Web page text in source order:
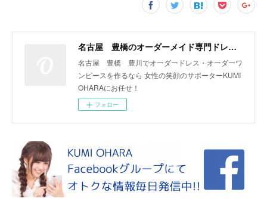
名古屋 豊橋のオーダーメイド専門ドレスデザイナー KUMI OHARA
名古屋 豊橋 豊川でオーダードレス・オーダーワ
ンピースを作るなら 女性の笑顔のサポーターKUMI
OHARAにお任せ！
フォロー